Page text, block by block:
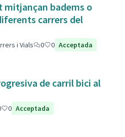
badems o
carrers del
i Vials 0 0 Acceptada
de carril bici al
0 Acceptada